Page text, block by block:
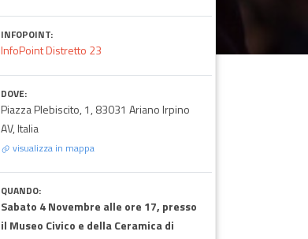
INFOPOINT:
InfoPoint Distretto 23
DOVE:
Piazza Plebiscito, 1, 83031 Ariano Irpino
AV, Italia
visualizza in mappa
QUANDO:
Sabato 4 Novembre alle ore 17, presso
il Museo Civico e della Ceramica di